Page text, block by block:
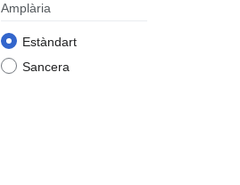
Amplària
Estàndart
Sancera